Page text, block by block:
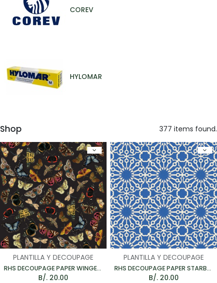
COREV
HYLOMAR
Shop 377 items found.
PLANTILLA Y DECOUPAGE
RHS DECOUPAGE PAPER WINGED WILDLIFE - PAPEL PARA MUEBLES 67*48CM
B/. 20.00
PLANTILLA Y DECOUPAGE
RHS DECOUPAGE PAPER STARBURST - PAPEL PARA MUEBLES 67*48CM
B/. 20.00